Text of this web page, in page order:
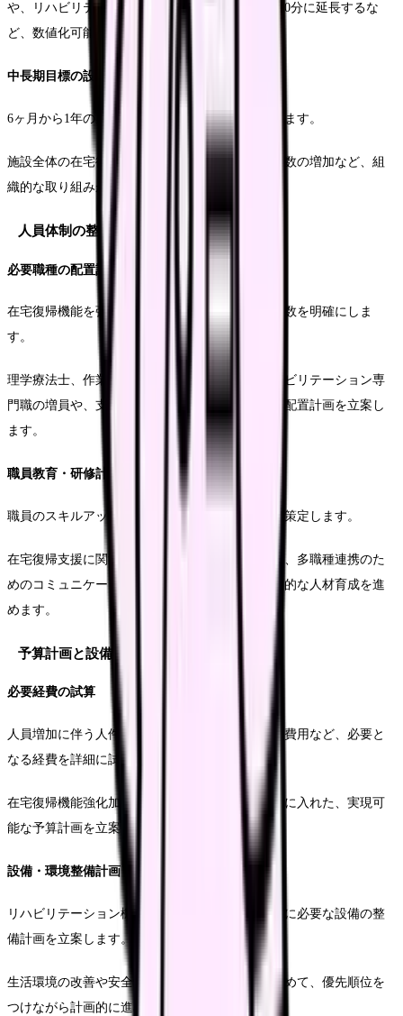
や、リハビリテーション実施時間を1日40分から60分に延長するな
ど、数値化可能な目標を設定します。
中長期目標の設定方法
6ヶ月から1年の期間で達成を目指す目標を設定します。
施設全体の在宅復帰率の向上や、新規受け入れ件数の増加など、組
織的な取り組みが必要な目標を定めていきます。
人員体制の整備計画
必要職種の配置計画
在宅復帰機能を強化するために必要な職種と人員数を明確にしま
す。
理学療法士、作業療法士、言語聴覚士などのリハビリテーション専
門職の増員や、支援相談員の強化など、具体的な配置計画を立案し
ます。
職員教育・研修計画
職員のスキルアップを図るための教育研修計画を策定します。
在宅復帰支援に関する専門的な知識や技術の習得、多職種連携のた
めのコミュニケーションスキルの向上など、計画的な人材育成を進
めます。
予算計画と設備投資
必要経費の試算
人員増加に伴う人件費、設備投資費用、教育研修費用など、必要と
なる経費を詳細に試算します。
在宅復帰機能強化加算の算定による収入増も考慮に入れた、実現可
能な予算計画を立案します。
設備・環境整備計画
リハビリテーション機器の充実や、在宅復帰支援に必要な設備の整
備計画を立案します。
生活環境の改善や安全性の向上に必要な投資も含めて、優先順位を
つけながら計画的に進めていきます。